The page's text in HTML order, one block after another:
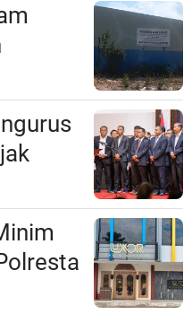
ke